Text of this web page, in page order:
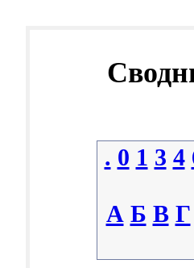
. 0 1 3 4
А Б В Г